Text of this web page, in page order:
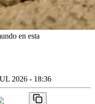
en esta
2026 - 18:36